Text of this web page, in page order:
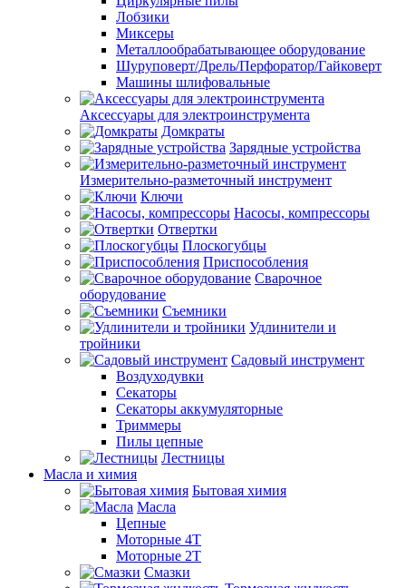
Лобзики
Миксеры
Металлообрабатывающее оборудование
Шуруповерт/Дрель/Перфоратор/Гайковерт
Машины шлифовальные
Аксессуары для электроинструмента
Домкраты
Зарядные устройства
Измерительно-разметочный инструмент
Ключи
Насосы, компрессоры
Отвертки
Плоскогубцы
Приспособления
Сварочное
оборудование
Съемники
Удлинители и
тройники
Садовый инструмент
Воздуходувки
Секаторы
Секаторы аккумуляторные
Триммеры
Пилы цепные
Лестницы
Масла и химия
Бытовая химия
Масла
Цепные
Моторные 4Т
Моторные 2Т
Смазки